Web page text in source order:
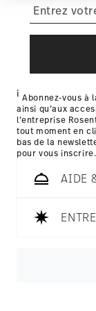
weiteren
bereitgestellt
Issued by: iF
Hannover |
retours
Livraison
les
ici
i Abonnez-vous à
ainsi qu’aux
l’entreprise
tout moment en
bas de la
pour vous
AIDE